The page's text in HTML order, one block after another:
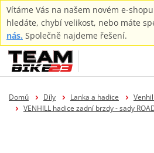
Vítáme Vás na našem novém e-
hledáte, chybí velikost, nebo máte
nás. Společně najdeme řešení.
Domů Díly Lanka a hadice
VENHILL hadice zadní brzdy - sady